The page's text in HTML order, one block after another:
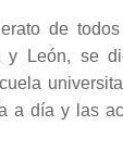
de
y León, se
a día y las